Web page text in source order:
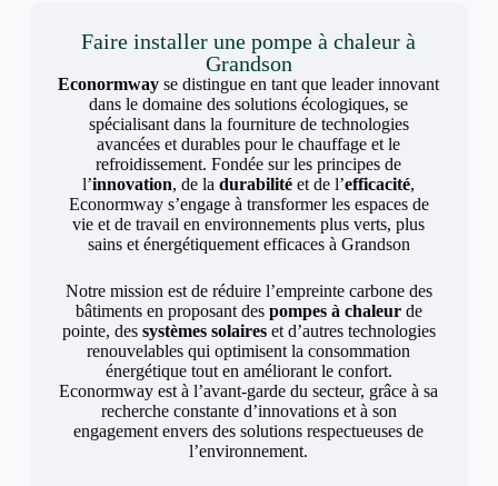
Faire installer une pompe à chaleur à
Grandson
Econormway se distingue en tant que leader innovant
dans le domaine des solutions écologiques, se
spécialisant dans la fourniture de technologies
avancées et durables pour le chauffage et le
refroidissement. Fondée sur les principes de
l’innovation, de ladurabilité et de l’efficacité,
Econormway s’engage à transformer les espaces de
vie et de travail en environnements plus verts, plus
sains et énergétiquement efficaces à Grandson
Notre mission est de réduire l’empreinte carbone des
bâtiments en proposant des pompes à chaleurde
pointe, des systèmes solaireset d’autres technologies
renouvelables qui optimisent la consommation
énergétique tout en améliorant le confort.
Econormway est à l’avant-garde du secteur, grâce à sa
recherche constante d’innovations et à son
engagement envers des solutions respectueuses de
l’environnement.